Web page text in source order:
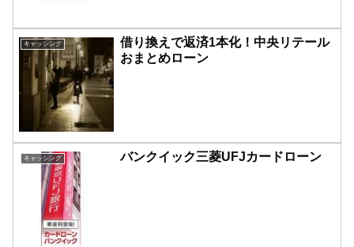
キャッシング
借り換えで返済1本化！中央リテール
おまとめローン
キャッシング バンクイック三菱UFJカードローン